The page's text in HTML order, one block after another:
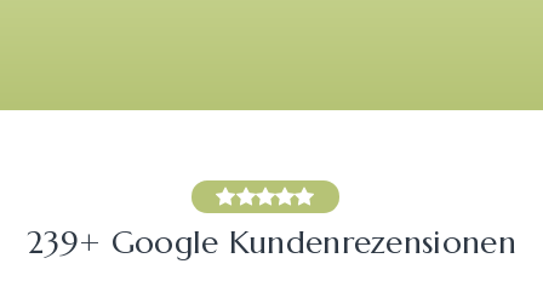
239+ Google Kundenrezensionen